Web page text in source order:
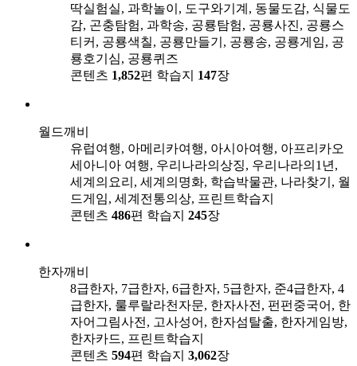
딱실험실, 과학놀이, 도구와기계, 동물도감, 식물도
감, 곤충탐험, 과학송, 공룡탐험, 공룡사진, 공룡스
티커, 공룡색칠, 공룡만들기, 공룡송, 공룡게임, 공
룡호기심, 공룡퀴즈
콘텐츠 1,852편 학습지 147장
월드깨비
유럽여행, 아메리카여행, 아시아여행, 아프리카오
세아니아 여행, 우리나라의상징, 우리나라의1년,
세계의요리, 세계의명화, 학습박물관, 나라찾기, 월
드게임, 세계전통의상, 프린트학습지
콘텐츠 486편 학습지 245장
한자깨비
8급한자, 7급한자, 6급한자, 5급한자, 준4급한자, 4
급한자, 룰루랄라천자문, 한자사전, 펀펀중국어, 한
자어그림사전, 고사성어, 한자섬탈출, 한자게임방,
한자카드, 프린트학습지
콘텐츠 594편 학습지 3,062장